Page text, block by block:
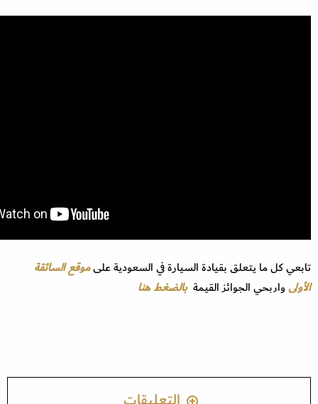
تابعي كل ما يتعلق بقيادة السيارة في السعودية علىموقع السائقة
الأولىواربحي الجوائز القيمة بالضغط هنا